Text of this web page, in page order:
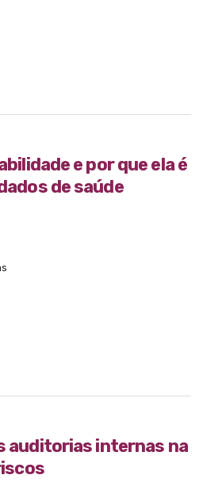
e por que ela é
de saúde
auditorias internas na